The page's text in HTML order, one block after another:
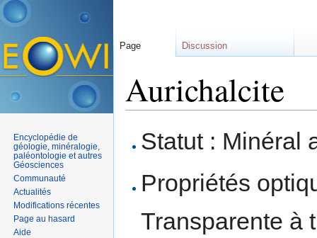
Aurichalcite
Statut : Minéral
Propriétés
Transparente à
Page Discussion
Encyclopédie de
géologie, minéralogie,
paléontologie et autres
Géosciences
Communauté
Actualités
Modifications récentes
Page au hasard
Aide